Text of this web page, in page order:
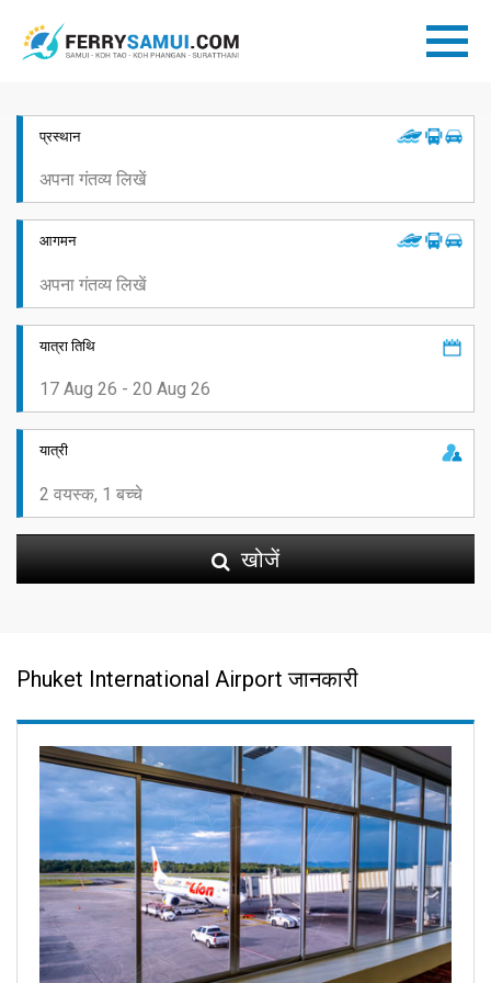
प्रस्थान
आगमन
यात्रा तिथि
यात्री
खोजें
Phuket International Airport जानकारी